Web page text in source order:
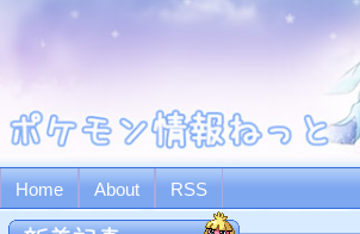
Home About RSS